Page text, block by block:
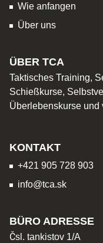
Wie anfangen
Über uns
ÜBER TCA
Taktisches Training,
Schießkurse,
Überlebenskurse und
KONTAKT
+421 905 728 903
info@tca.sk
BÜRO ADRESSE
Čsl. tankistov 1/A